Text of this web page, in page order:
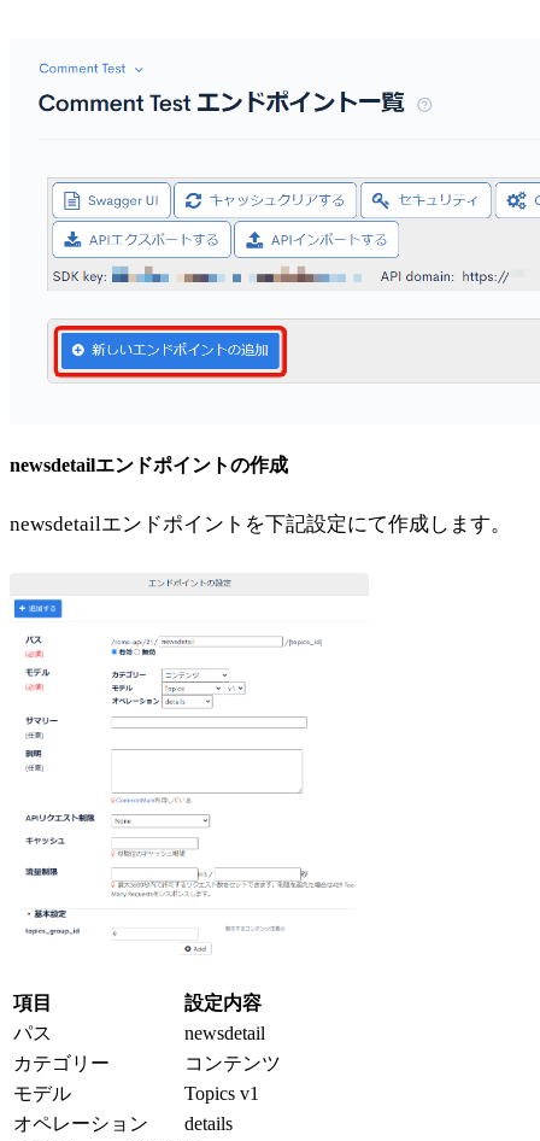
newsdetailエンドポイントの作成
newsdetailエンドポイントを下記設定にて作成します。
項目
設定内容
パス
newsdetail
カテゴリー
コンテンツ
モデル
Topics v1
オペレーション
details